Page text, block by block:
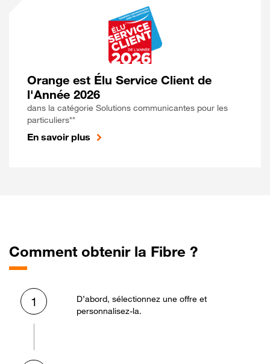
Orange est Élu Service Client de
l'Année 2026
dans la catégorie Solutions communicantes pour les
particuliers**
En savoir plus
Comment obtenir la Fibre ?
1
D’abord, sélectionnez une offre et
personnalisez-la.